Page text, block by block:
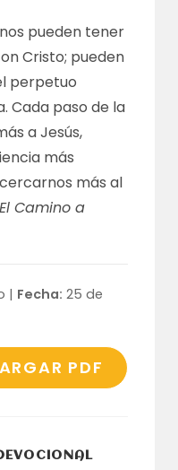
pueden tener
Cristo; pueden
perpetuo
Cada paso de la
a Jesús,
más
más al
El Camino a
| Fecha: 25 de
PDF